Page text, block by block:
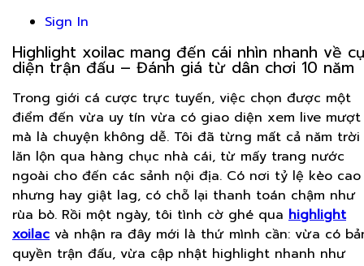
Sign In
Highlight xoilac mang đến cái nhìn nhanh về
diện trận đấu – Đánh giá từ dân chơi 10 năm
Trong giới cá cược trực tuyến, việc chọn được một
điểm đến vừa uy tín vừa có giao diện xem live mượt
mà là chuyện không dễ. Tôi đã từng mất cả năm trời
lăn lộn qua hàng chục nhà cái, từ mấy trang nước
ngoài cho đến các sảnh nội địa. Có nơi tỷ lệ kèo cao
nhưng hay giật lag, có chỗ lại thanh toán chậm như
rùa bò. Rồi một ngày, tôi tình cờ ghé qua highlight
xoilac và nhận ra đây mới là thứ mình cần: vừa có
quyền trận đấu, vừa cập nhật highlight nhanh như